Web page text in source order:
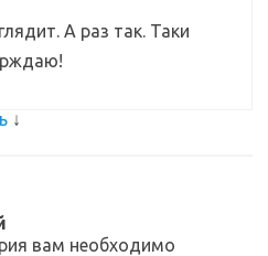
А раз так. Таки
↓
вам необходимо